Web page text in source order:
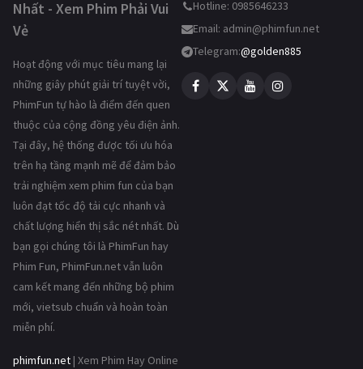
Nhất - Xem Phim Phải Vui
Vẻ
Hoạt động với mục tiêu mang lại
những giây phút giải trí tuyệt vời,
PhimFun tự hào là điểm đến quen
thuộc của cộng đồng yêu điện ảnh.
Tại đây, hệ thống được tối ưu hóa
trên hạ tầng mạnh mẽ để đảm bảo
trải nghiệm xem phim fun của bạn
luôn đạt tốc độ tải cực nhanh và
chất lượng hiển thị sắc nét nhất. Dù
bạn gọi chúng tôi là PhimFun hay
Phim Fun, PhimFun.net vẫn luôn
cam kết mang đến những bộ phim
mới, vietsub chuẩn và hoàn toàn
miễn phí.
phimfun.net | Xem Phim Hay Online
Hotline: 0985646233
Email: admin@phimfun.net
Telegram:@golden885